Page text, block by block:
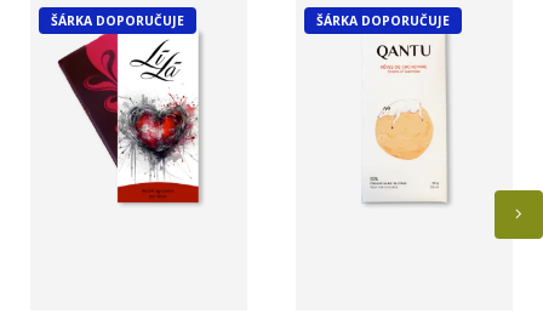
ŠÁRKA DOPORUČUJE ŠÁRKA DOPORUČUJE